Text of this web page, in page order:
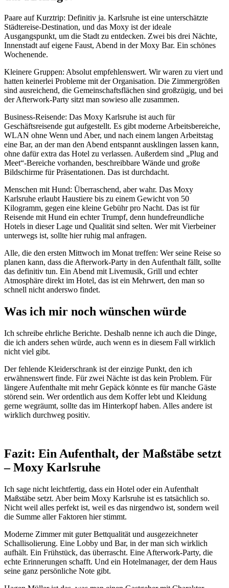
Paare auf Kurztrip: Definitiv ja. Karlsruhe ist eine unterschätzte
Städtereise-Destination, und das Moxy ist der ideale
Ausgangspunkt, um die Stadt zu entdecken. Zwei bis drei Nächte,
Innenstadt auf eigene Faust, Abend in der Moxy Bar. Ein schönes
Wochenende.
Kleinere Gruppen: Absolut empfehlenswert. Wir waren zu viert und
hatten keinerlei Probleme mit der Organisation. Die Zimmergrößen
sind ausreichend, die Gemeinschaftsflächen sind großzügig, und bei
der Afterwork-Party sitzt man sowieso alle zusammen.
Business-Reisende: Das Moxy Karlsruhe ist auch für
Geschäftsreisende gut aufgestellt. Es gibt moderne Arbeitsbereiche,
WLAN ohne Wenn und Aber, und nach einem langen Arbeitstag
eine Bar, an der man den Abend entspannt ausklingen lassen kann,
ohne dafür extra das Hotel zu verlassen. Außerdem sind „Plug and
Meet“-Bereiche vorhanden, beschreibbare Wände und große
Bildschirme für Präsentationen. Das ist durchdacht.
Menschen mit Hund: Überraschend, aber wahr. Das Moxy
Karlsruhe erlaubt Haustiere bis zu einem Gewicht von 50
Kilogramm, gegen eine kleine Gebühr pro Nacht. Das ist für
Reisende mit Hund ein echter Trumpf, denn hundefreundliche
Hotels in dieser Lage und Qualität sind selten. Wer mit Vierbeiner
unterwegs ist, sollte hier ruhig mal anfragen.
Alle, die den ersten Mittwoch im Monat treffen: Wer seine Reise so
planen kann, dass die Afterwork-Party in den Aufenthalt fällt, sollte
das definitiv tun. Ein Abend mit Livemusik, Grill und echter
Atmosphäre direkt im Hotel, das ist ein Mehrwert, den man so
schnell nicht anderswo findet.
Was ich mir noch wünschen würde
Ich schreibe ehrliche Berichte. Deshalb nenne ich auch die Dinge,
die ich anders sehen würde, auch wenn es in diesem Fall wirklich
nicht viel gibt.
Der fehlende Kleiderschrank ist der einzige Punkt, den ich
erwähnenswert finde. Für zwei Nächte ist das kein Problem. Für
längere Aufenthalte mit mehr Gepäck könnte es für manche Gäste
störend sein. Wer ordentlich aus dem Koffer lebt und Kleidung
gerne wegräumt, sollte das im Hinterkopf haben. Alles andere ist
wirklich durchweg positiv.
Fazit: Ein Aufenthalt, der Maßstäbe setzt
– Moxy Karlsruhe
Ich sage nicht leichtfertig, dass ein Hotel oder ein Aufenthalt
Maßstäbe setzt. Aber beim Moxy Karlsruhe ist es tatsächlich so.
Nicht weil alles perfekt ist, weil es das nirgendwo ist, sondern weil
die Summe aller Faktoren hier stimmt.
Moderne Zimmer mit guter Bettqualität und ausgezeichneter
Schallisolierung. Eine Lobby und Bar, in der man sich wirklich
aufhält. Ein Frühstück, das überrascht. Eine Afterwork-Party, die
echte Erinnerungen schafft. Und ein Hotelmanager, der dem Haus
seine ganz persönliche Note gibt.